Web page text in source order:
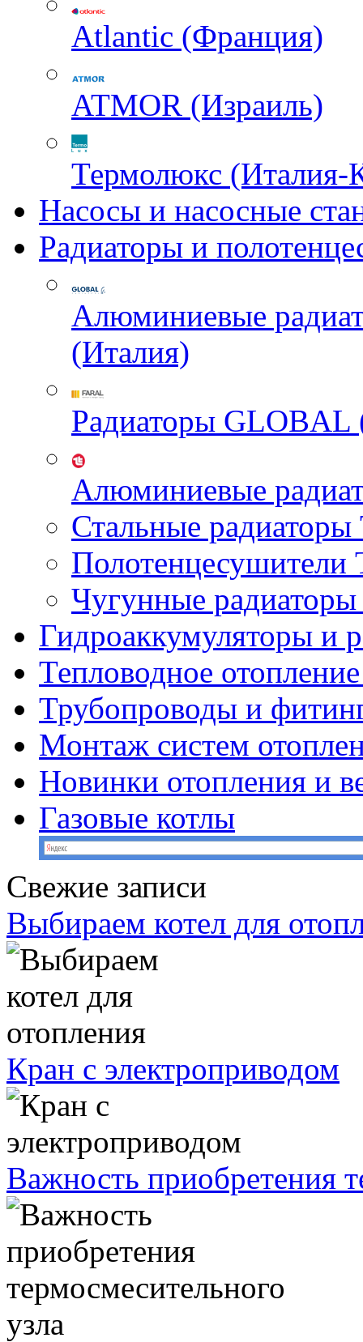
Atlantic (Франция)
ATMOR (Израиль)
Термолюкс (Италия-
Насосы и насосные
Радиаторы и
Алюминиевые
(Италия)
Радиаторы GLOBAL
Алюминиевые
Стальные
Чугунные
Гидроаккумуляторы и
Тепловодное
Трубопроводы и
Монтаж систем
Новинки отопления и
Газовые котлы
Свежие записи
Выбираем котел для
Кран с электроприводом
Важность приобретения